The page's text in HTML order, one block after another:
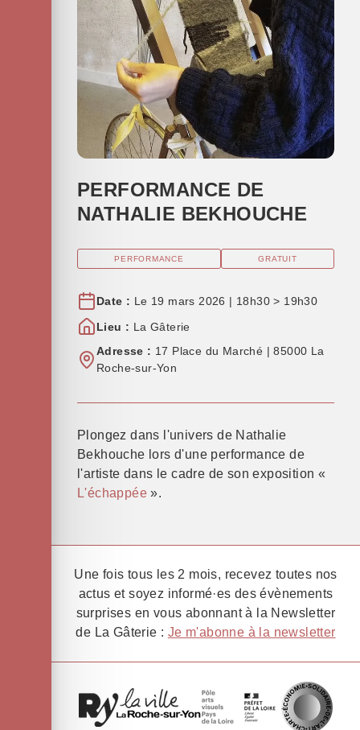
PERFORMANCE DE
NATHALIE BEKHOUCHE
PERFORMANCE GRATUIT
Date : Le 19 mars 2026 | 18h30 > 19h30
Lieu : La Gâterie
Adresse : 17 Place du Marché | 85000 La
Roche-sur-Yon
Plongez dans l'univers de Nathalie
Bekhouche lors d'une performance de
l'artiste dans le cadre de son exposition «
L'échappée ».
Une fois tous les 2 mois, recevez toutes nos
actus et soyez informé·es des évènements
surprises en vous abonnant à la Newsletter
de La Gâterie : Je m'abonne à la newsletter